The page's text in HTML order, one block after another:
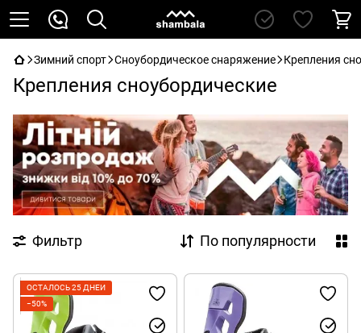
Зимний спорт Сноубордическое снаряжение Крепления
Крепления сноубордические
Фильтр По популярности
ОСТАЛОСЬ 25 ДНЕЙ
−50%